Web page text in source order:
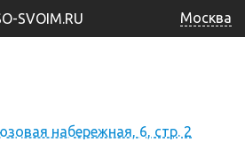
SVOIM.RU Москва
набережная, 6, стр. 2